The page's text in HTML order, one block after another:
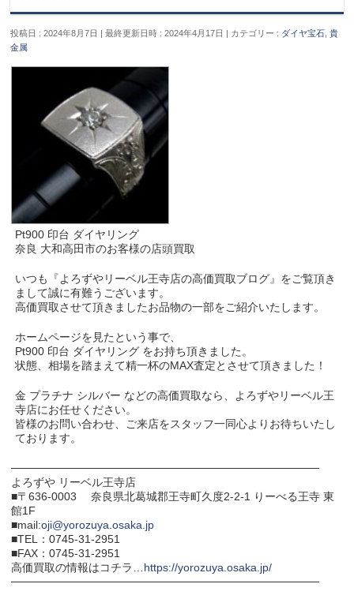
投稿日 : 2024年8月7日 最終更新日時 : 2024年4月17日 カテゴリー : ダイヤ宝石 ,貴
金属
Pt900 印台 ダイヤリング
奈良 大和高田市のお客様の店頭買取
いつも『よろずやリーベル王寺店の高価買取ブログ』をご覧頂き
まして誠に有難うございます。
高価買取させて頂きましたお品物の一部をご紹介いたします。
ホームページを見たという事で、
Pt900 印台 ダイヤリング をお持ち頂きました。
状態、相場を踏まえて精一杯のMAX査定とさせて頂きました！
金 プラチナ シルバー などの高価買取なら、よろずやリーベル王
寺店にお任せください。
皆様のお問い合わせ、ご来店をスタッフ一同心よりお待ちいたし
ております。
───────────────────────────────────────
よろずや リーベル王寺店
■〒636-0003 奈良県北葛城郡王寺町久度2-2-1 りーべる王寺 東
館1F
■mail:oji@yorozuya.osaka.jp
■TEL：0745-31-2951
■FAX：0745-31-2951
高価買取の情報はコチラ… https://yorozuya.osaka.jp/
───────────────────────────────────────